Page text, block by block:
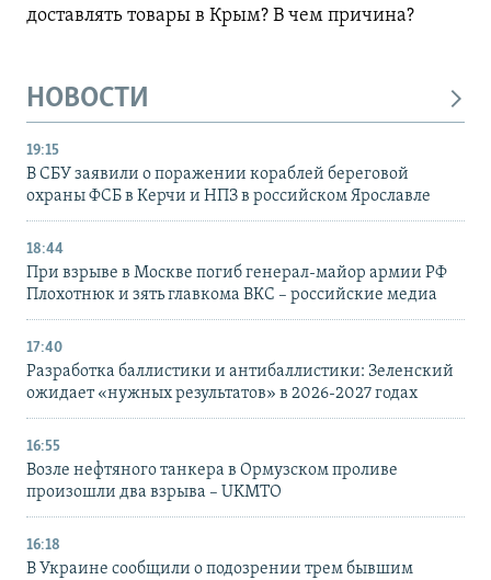
доставлять товары в Крым? В чем причина?
НОВОСТИ
19:15
В СБУ заявили о поражении кораблей береговой
охраны ФСБ в Керчи и НПЗ в российском Ярославле
18:44
При взрыве в Москве погиб генерал-майор армии РФ
Плохотнюк и зять главкома ВКС – российские медиа
17:40
Разработка баллистики и антибаллистики: Зеленский
ожидает «нужных результатов» в 2026-2027 годах
16:55
Возле нефтяного танкера в Ормузском проливе
произошли два взрыва – UKMTO
16:18
В Украине сообщили о подозрении трем бывшим